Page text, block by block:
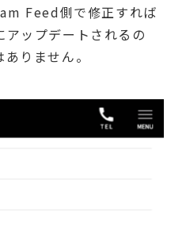
Feed側で修正すれば
ップデートされるの
りません。